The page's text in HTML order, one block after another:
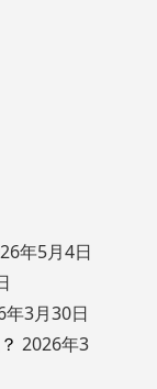
年5月4日
年3月30日
2026年3